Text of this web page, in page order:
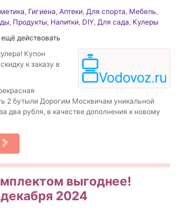
, Гигиена, Аптеки, Для спорта, Мебель,
, Продукты, Напитки, DIY, Для сада, Кулеры
действовать
Купон
к заказу в
2 бутыли Дорогим Москвичам уникальной
два рубля, в качестве дополнения к новому
выгоднее!
2024